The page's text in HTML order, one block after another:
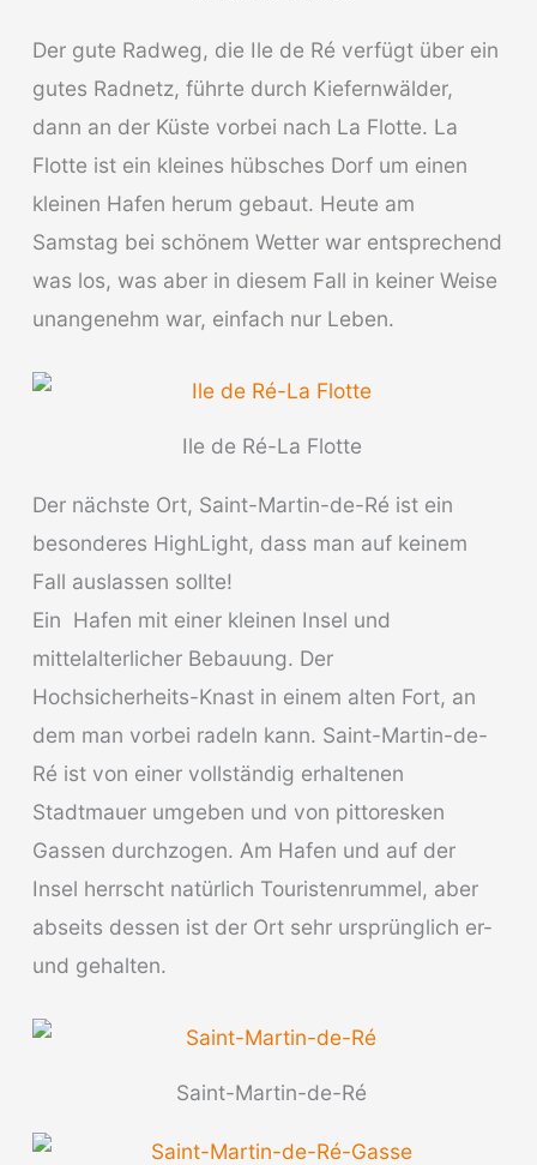
Der gute Radweg, die Ile de Ré verfügt über ein
gutes Radnetz, führte durch Kiefernwälder,
dann an der Küste vorbei nach La Flotte. La
Flotte ist ein kleines hübsches Dorf um einen
kleinen Hafen herum gebaut. Heute am
Samstag bei schönem Wetter war entsprechend
was los, was aber in diesem Fall in keiner Weise
unangenehm war, einfach nur Leben.
Ile de Ré-La Flotte
Der nächste Ort, Saint-Martin-de-Ré ist ein
besonderes HighLight, dass man auf keinem
Fall auslassen sollte!
Ein Hafen mit einer kleinen Insel und
mittelalterlicher Bebauung. Der
Hochsicherheits-Knast in einem alten Fort, an
dem man vorbei radeln kann. Saint-Martin-de-
Ré ist von einer vollständig erhaltenen
Stadtmauer umgeben und von pittoresken
Gassen durchzogen. Am Hafen und auf der
Insel herrscht natürlich Touristenrummel, aber
abseits dessen ist der Ort sehr ursprünglich er-
und gehalten.
Saint-Martin-de-Ré